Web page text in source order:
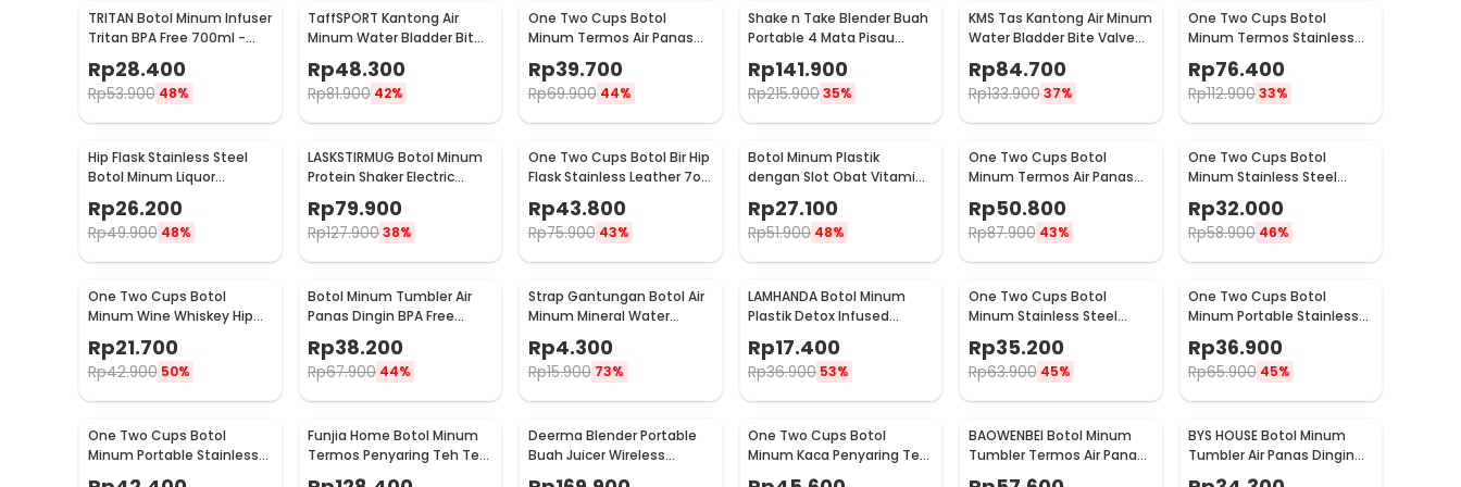
TRITAN Botol Minum Infuser
Tritan BPA Free 700ml -
Rp28.400
Rp53.900 48%
TaffSPORT Kantong Air
Minum Water Bladder Bit
Valve Hydration Bag 2L -
SD16
Rp48.300
Rp81.900 42%
One Two Cups Botol
Minum Termos Air Panas
Dingin Stainless Steel
260ml - AQW575
Rp39.700
Rp69.900 44%
Shake n Take Blender Buah
Portable 4 Mata Pisau
Rp141.900
Rp215.90035%
KMS Tas Kantong Air Minum
Water Bladder Bite Valve
Hydration Bag 3L - BL018
Rp84.700
Rp133.900 37%
One Two Cups Botol
Minum Termos Stainless
Steel BPA Free 400ml -
K623
Rp76.400
Rp112.90033%
Hip Flask Stainless Steel
Botol Minum Liquor
Whiskey Vintage 7oz Jack
Daniel - H-7
Rp26.200
Rp49.900 48%
LASKSTIRMUG Botol Minum
Protein Shaker Electric
1505
Rp79.900
Rp127.90038%
One Two Cups Botol Bir Hip
Flask Stainless Leather 7oz
with Shot Glass
Rp43.800
Rp75.900 43%
Botol Minum Plastik
dengan Slot Obat Vitamin
Rp27.100
Rp51.900 48%
One Two Cups Botol
Minum Termos Air Panas
Dingin with Cup Head
500ml - SUS304
Rp50.800
Rp87.900 43%
One Two Cups Botol
Minum Stainless Steel
Portable with Carabiner
750ml - GBD
Rp32.000
Rp58.900 46%
One Two Cups Botol
Minum Wine Whiskey Hip
Rp21.700
Rp42.900 50%
Botol Minum Tumbler Air
Panas Dingin BPA Free
Stainless Steel 350ml - HS-
6983
Rp38.200
Rp67.900 44%
Strap Gantungan Botol Air
Minum Mineral Water
Bottle Belt Hanger - 3330
Rp4.300
Rp15.900 73%
LAMHANDA Botol Minum
Plastik Detox Infused
QWF236
Rp17.400
Rp36.900 53%
One Two Cups Botol
Minum Stainless Steel
Water Bottle 300ml -
YM006
Rp35.200
Rp63.900 45%
One Two Cups Botol
Minum Portable Stainless
Steel 750ml - YM006
Rp36.900
Rp65.900 45%
One Two Cups Botol
Minum Portable Stainless
Funjia Home Botol Minum
Termos Penyaring Teh Tea
Infuser 520ml
Deerma Blender Portable
Buah Juicer Wireless
1500mAh 400ml - DEM-
One Two Cups Botol
Minum Kaca Penyaring Teh
Double Wall 230ml - X9001
BAOWENBEI Botol Minum
Tumbler Termos Air Panas
Dingin Stainless 500ml -
BYS HOUSE Botol Minum
Tumbler Air Panas Dingin
Stainless Steel 380ml -